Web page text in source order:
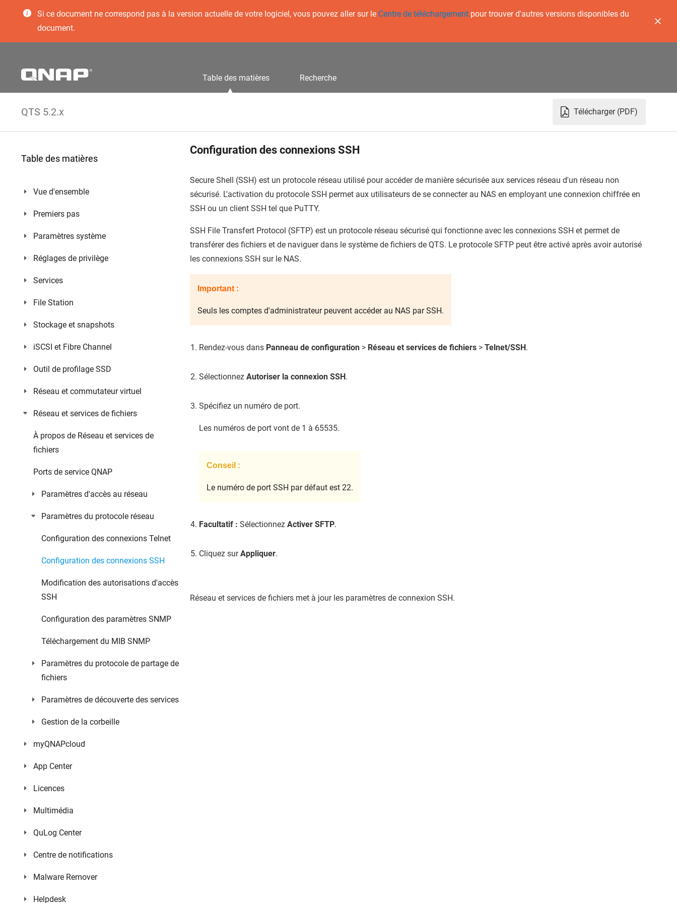
Si ce document ne correspond pas à la version actuelle de votre logiciel, vous pouvez aller sur le Centre de téléchargementpour trouver d'autres versions disponibles du
document.
Table des matières Recherche
QTS 5.2.x Télécharger (PDF)
Table des matières
Vue d'ensemble
Premiers pas
Paramètres système
Réglages de privilège
Services
File Station
Stockage et snapshots
iSCSI et Fibre Channel
Outil de profilage SSD
Réseau et commutateur virtuel
Réseau et services de fichiers
À propos de Réseau et services de
fichiers
Ports de service QNAP
Paramètres d'accès au réseau
Paramètres du protocole réseau
Configuration des connexions Telnet
Configuration des connexions SSH
Modification des autorisations d'accès
SSH
Configuration des paramètres SNMP
Téléchargement du MIB SNMP
Paramètres du protocole de partage de
fichiers
Paramètres de découverte des services
Gestion de la corbeille
myQNAPcloud
App Center
Licences
Multimédia
QuLog Center
Centre de notifications
Malware Remover
Helpdesk
Configuration des connexions SSH
Secure Shell (SSH) est un protocole réseau utilisé pour accéder de manière sécurisée aux services réseau d'un réseau non
sécurisé. L'activation du protocole SSH permet aux utilisateurs de se connecter au NAS en employant une connexion chiffrée en
SSH ou un client SSH tel que PuTTY.
SSH File Transfert Protocol (SFTP) est un protocole réseau sécurisé qui fonctionne avec les connexions SSH et permet de
transférer des fichiers et de naviguer dans le système de fichiers de QTS. Le protocole SFTP peut être activé après avoir autorisé
les connexions SSH sur le NAS.
Important :
Seuls les comptes d'administrateur peuvent accéder au NAS par SSH.
Rendez-vous dans Panneau de configuration > Réseau et services de fichiers > Telnet/SSH.
Sélectionnez Autoriser la connexion SSH.
Spécifiez un numéro de port.
Les numéros de port vont de 1 à 65535.
Conseil :
Le numéro de port SSH par défaut est 22.
Facultatif : Sélectionnez Activer SFTP.
Cliquez surAppliquer.
Réseau et services de fichiers met à jour les paramètres de connexion SSH.